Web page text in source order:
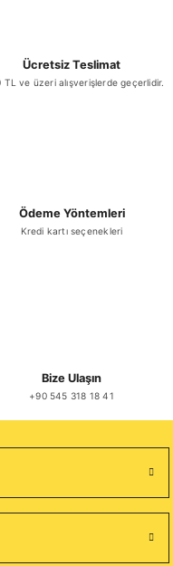
Ücretsiz Teslimat
TL ve üzeri alışverişlerde geçerlidir.
Ödeme Yöntemleri
Kredi kartı seçenekleri
Bize Ulaşın
+90 545 318 18 41